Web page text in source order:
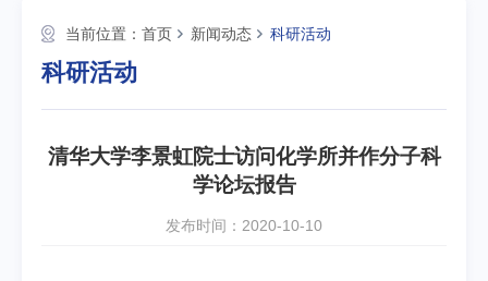
当前位置： 首页 新闻动态 科研活动
科研活动
清华大学李景虹院士访问化学所并作分子科
学论坛报告
发布时间：2020-10-10